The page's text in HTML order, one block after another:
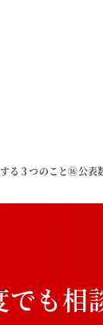
る３つのこと⑯公表
でも相